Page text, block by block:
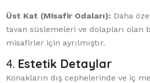
Üst Kat (Misafir Odaları): Daha
tavan süslemeleri ve dolapları olan
misafirler için ayrılmıştır.
4. Estetik Detaylar
Konakların dış cephelerinde ve iç